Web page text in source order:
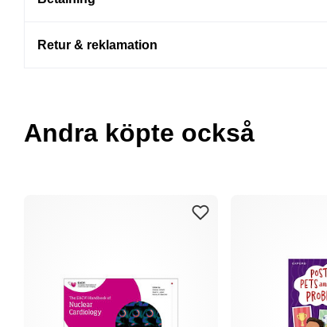
Retur & reklamation
Andra köpte också